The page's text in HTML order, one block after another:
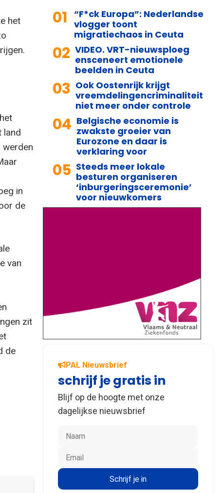
het
land
in
de
van
zit
de
01 “F*ck Europa”: Nederlandse
vlogger toont
migratiechaos in Ceuta
02 VIDEO. VRT-nieuwsploeg
ensceneert emotionele
beelden in Ceuta
03 Ook Oostenrijk krijgt
vreemdelingencriminaliteit
niet meer onder controle
04 Belgische economie is
zwakste groeier van
Eurozone en daar is
verklaring voor
05 Steeds meer lokale
besturen organiseren
‘inburgeringsceremonie’
voor nieuwkomers
PAL Nieuwsbrief
schrijf je gratis in
Blijf op de hoogte met onze
dagelijkse nieuwsbrief